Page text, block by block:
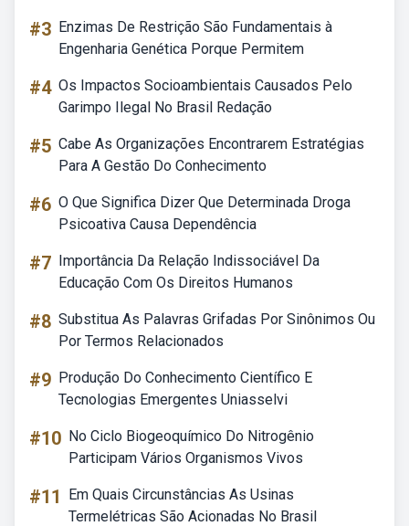
#3 Enzimas De Restrição São Fundamentais à
Engenharia Genética Porque Permitem
#4 Os Impactos Socioambientais Causados Pelo
Garimpo Ilegal No Brasil Redação
#5 Cabe As Organizações Encontrarem Estratégias
Para A Gestão Do Conhecimento
#6 O Que Significa Dizer Que Determinada Droga
Psicoativa Causa Dependência
#7 Importância Da Relação Indissociável Da
Educação Com Os Direitos Humanos
#8 Substitua As Palavras Grifadas Por Sinônimos Ou
Por Termos Relacionados
#9 Produção Do Conhecimento Científico E
Tecnologias Emergentes Uniasselvi
#10 No Ciclo Biogeoquímico Do Nitrogênio
Participam Vários Organismos Vivos
#11
Em Quais Circunstâncias As Usinas
Termelétricas São Acionadas No Brasil